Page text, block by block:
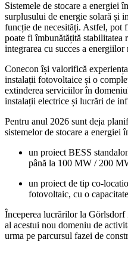
Sistemele de stocare a energiei
surplusului de energie solară și
funcție de necesități. Astfel, pot
poate fi îmbunătățită stabilitatea
integrarea cu succes a energiilor
Conecon își valorifică
instalații fotovoltaice și o
extinderea serviciilor în
instalații electrice și lucrări de
Pentru anul 2026 sunt deja
sistemelor de stocare a energiei
un proiect BESS
până la 100 MW / 200
un proiect de tip co-
fotovoltaic, cu o
Începerea lucrărilor la
al acestui nou domeniu de
urma pe parcursul fazei de